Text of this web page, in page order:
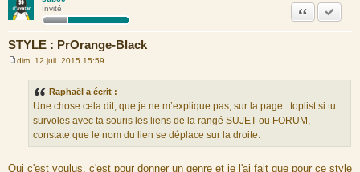
Invité
STYLE : PrOrange-Black
Citation
dim. 12 juil. 2015 15:59
Raphaël a écrit :
Une chose cela dit, que je ne m’explique pas, sur la page : toplist si tu
survoles avec ta souris les liens de la rangé SUJET ou FORUM,
constate que le nom du lien se déplace sur la droite.
Oui c'est voulus, c'est pour donner un genre et je l'ai fait que pour ce style